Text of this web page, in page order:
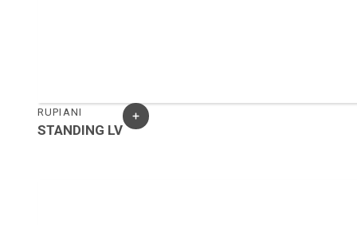
RUPIANI
STANDING LV